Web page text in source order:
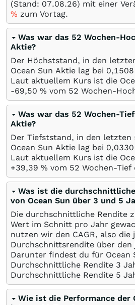
(Stand: 07.08.26) mit einer
% zum Vortag.
Was war das 52 Wochen-
Aktie?
Der Höchststand, in den
Ocean Sun Aktie lag bei 0,1508
Laut aktuellem Kurs ist die
-69,50 % vom 52 Wochen-
Was war das 52 Wochen-
Aktie?
Der Tiefststand, in den letzten
Ocean Sun Aktie lag bei 0,0330
Laut aktuellem Kurs ist die
+39,39 % vom 52 Wochen-
Was ist die durchschnittliche
von Ocean Sun über 3 und 5
Die durchschnittliche Rendite
Wert im Schnitt pro Jahr
nutzen wir den CAGR, also die
Durchschnittsrendite über den
Darunter findest du für Ocean
Durchschnittliche Rendite 3
Durchschnittliche Rendite 5
Wie ist die Performance der